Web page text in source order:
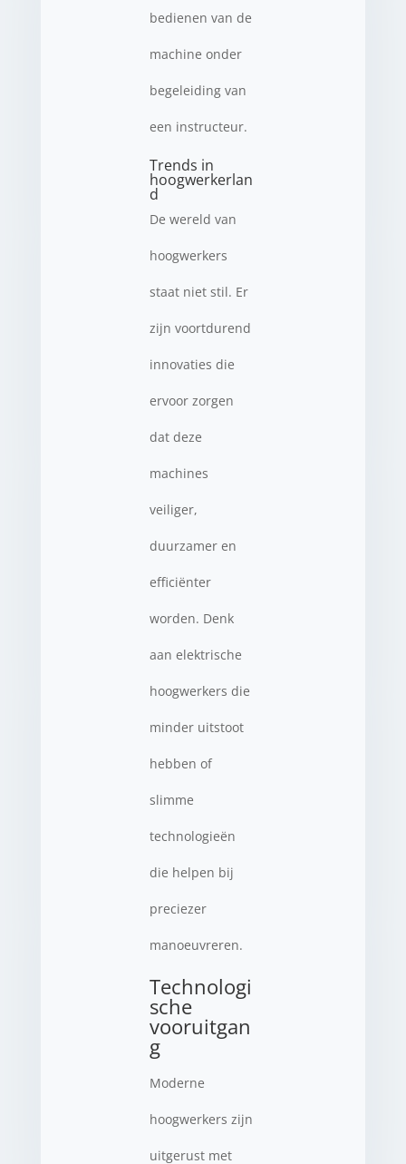
bedienen van de
machine onder
begeleiding van
een instructeur.
Trends in
hoogwerkerlan
d
De wereld van
hoogwerkers
staat niet stil. Er
zijn voortdurend
innovaties die
ervoor zorgen
dat deze
machines
veiliger,
duurzamer en
efficiënter
worden. Denk
aan elektrische
hoogwerkers die
minder uitstoot
hebben of
slimme
technologieën
die helpen bij
preciezer
manoeuvreren.
Technologi
sche
vooruitgan
g
Moderne
hoogwerkers zijn
uitgerust met